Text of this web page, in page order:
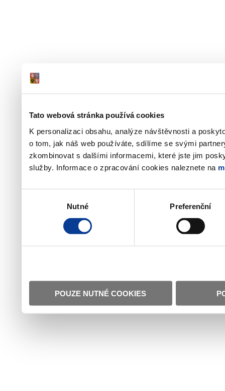
Tato webová stránka používá cookies
K personalizaci obsahu, analýze návštěvnosti a
o tom, jak náš web používáte, sdílíme se svými
zkombinovat s dalšími informacemi, které jste jim
služby. Informace o zpracování cookies naleznete na
Nutné Preferenční
POUZE NUTNÉ COOKIES